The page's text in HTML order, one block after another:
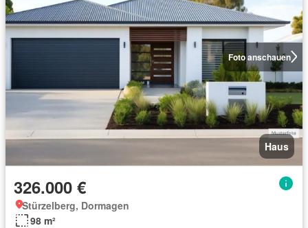
Foto anschauen
Haus
326.000 €
Stürzelberg, Dormagen
98 m²